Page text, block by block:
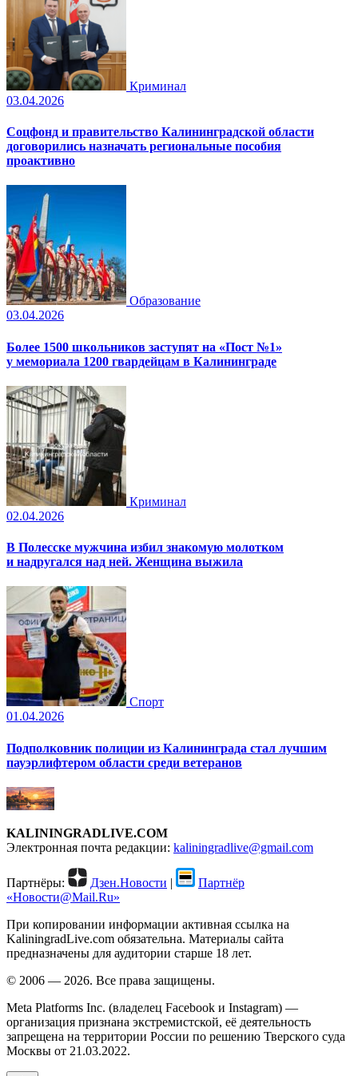
Криминал
03.04.2026
Соцфонд и правительство Калининградской области
договорились назначать региональные пособия
проактивно
Образование
03.04.2026
Более 1500 школьников заступят на «Пост №1»
у мемориала 1200 гвардейцам в Калининграде
Криминал
02.04.2026
В Полесске мужчина избил знакомую молотком
и надругался над ней. Женщина выжила
Спорт
01.04.2026
Подполковник полиции из Калининграда стал лучшим
пауэрлифтером области среди ветеранов
KALININGRADLIVE.COM
Электронная почта редакции: kaliningradlive@gmail.com
Партнёры: Дзен.Новости |
Партнёр
«Новости@Mail.Ru»
При копировании информации активная ссылка на
KaliningradLive.com обязательна. Материалы сайта
предназначены для аудитории старше 18 лет.
© 2006 — 2026. Все права защищены.
Meta Platforms Inc. (владелец Facebook и Instagram) —
организация признана экстремистской, её деятельность
запрещена на территории России по решению Тверского суда
Москвы от 21.03.2022.